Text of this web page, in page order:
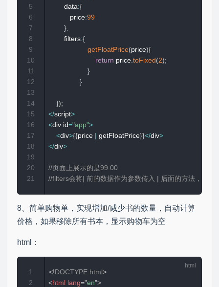
        data
:{
           price
:99
}
        filters
:{
getFloatPrice(price){
return price toFixed (2);
}
}
});
</script>
<div id="app">
<div>{{price getFloatPrice}}</div>
</div>
//页面上展示的是99.00
//filters会将| 前的数据作为参数传入 | 后面的方法，返回
5
6
7
8
9
10
11
12
13
14
15
16
17
18
19
20
21
8、简单购物单，实现增加/减少书的数量，自动计算
价格，如果移除所有书本，显示购物车为空
html：
<!DOCTYPE html>
<html lang="en">
1
2